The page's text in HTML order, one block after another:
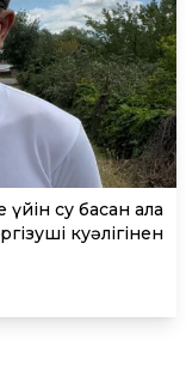
су басқан қала
куәлігінен